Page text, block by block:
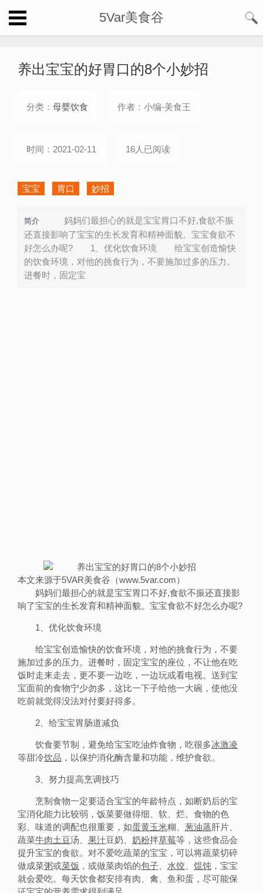
5Var美食谷
养出宝宝的好胃口的8个小妙招
分类： 母婴饮食 作者：小编-美食王
时间：2021-02-11 16人已阅读
宝宝 胃口 妙招
简介
妈妈们最担心的就是宝宝胃口不好,食欲不振
还直接影响了宝宝的生长发育和精神面貌。宝宝食欲不
好怎么办呢? 1、优化饮食环境 给宝宝创造愉快
的饮食环境，对他的挑食行为，不要施加过多的压力。
进餐时，固定宝
本文来源于5VAR美食谷（www.5var.com）
妈妈们最担心的就是宝宝胃口不好,食欲不振还直接影
响了宝宝的生长发育和精神面貌。宝宝食欲不好怎么办呢?
1、优化饮食环境
给宝宝创造愉快的饮食环境，对他的挑食行为，不要
施加过多的压力。进餐时，固定宝宝的座位，不让他在吃
饭时走来走去，更不要一边吃，一边玩或看电视。送到宝
宝面前的食物宁少勿多，这比一下子给他一大碗，使他没
吃前就觉得没法对付要好得多。
2、给宝宝胃肠道减负
饮食要节制，避免给宝宝吃油炸食物，吃很多冰激凌
等甜冷饮品 ，以保护消化酶含量和功能，维护食欲。
3、努力提高烹调技巧
烹制食物一定要适合宝宝的年龄特点，如断奶后的宝
宝消化能力比较弱，饭菜要做得细、软、烂。食物的色
彩、味道的调配也很重要，如蛋黄玉米糊、 葱油蒸肝片、
蔬菜牛肉土豆汤、 果汁豆奶、 奶粉拌草莓等，这些食品会
提升宝宝的食欲。对不爱吃蔬菜的宝宝，可以将蔬菜切碎
做成菜粥或菜饭 ，或做菜肉馅的包子 水饺 馄饨 ，宝宝
就会爱吃。每天饮食都安排有肉、禽、鱼和蛋，尽可能保